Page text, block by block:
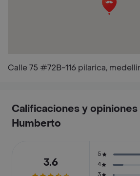
Calle 75 #72B-116 pilarica,
Calificaciones y opiniones
Humberto
3.6
5
4